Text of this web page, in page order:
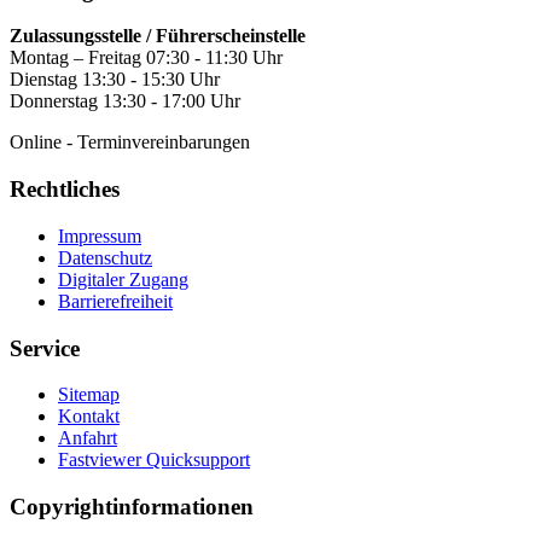
Zulassungsstelle / Führerscheinstelle
Montag – Freitag 07:30 - 11:30 Uhr
Dienstag 13:30 - 15:30 Uhr
Donnerstag 13:30 - 17:00 Uhr
Online - Terminvereinbarungen
Rechtliches
Impressum
Datenschutz
Digitaler Zugang
Barrierefreiheit
Service
Sitemap
Kontakt
Anfahrt
Fastviewer Quicksupport
Copyrightinformationen